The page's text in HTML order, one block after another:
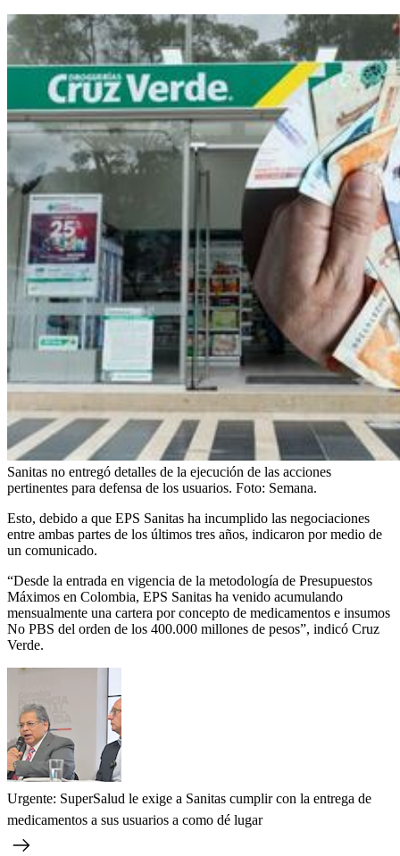
Sanitas no entregó detalles de la ejecución de las acciones
pertinentes para defensa de los usuarios. Foto: Semana.
Esto, debido a que EPS Sanitas ha incumplido las negociaciones
entre ambas partes de los últimos tres años, indicaron por medio de
un comunicado.
“Desde la entrada en vigencia de la metodología de Presupuestos
Máximos en Colombia, EPS Sanitas ha venido acumulando
mensualmente una cartera por concepto de medicamentos e insumos
No PBS del orden de los 400.000 millones de pesos”, indicó Cruz
Verde.
Urgente: SuperSalud le exige a Sanitas cumplir con la entrega de
medicamentos a sus usuarios a como dé lugar